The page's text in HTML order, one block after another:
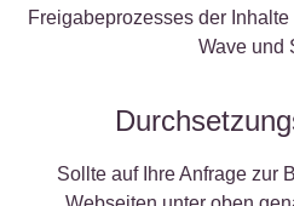
Freigabeprozesses der
Wave und
Sollte auf Ihre Anfrage zur